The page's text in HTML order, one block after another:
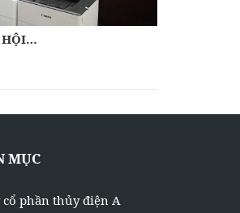
HỘI…
MỤC
cổ phần thủy điện A